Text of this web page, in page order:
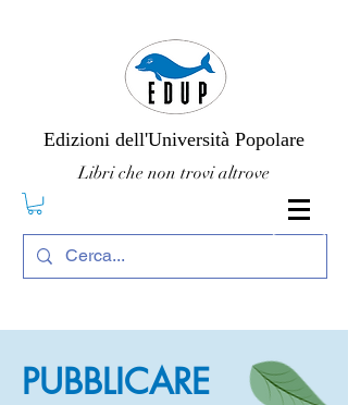
Edizioni dell'Università Popolare
Libri che non trovi altrove
PUBBLICARE